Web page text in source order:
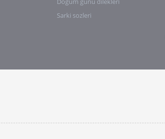
Sarki sozleri